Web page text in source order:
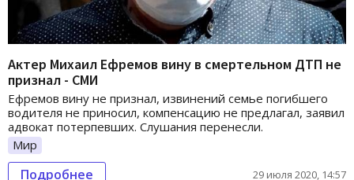
Актер Михаил Ефремов вину в смертельном ДТП не
признал - СМИ
Ефремов вину не признал, извинений семье погибшего
водителя не приносил, компенсацию не предлагал, заявил
адвокат потерпевших. Слушания перенесли.
Мир
Подробнее 29 июля 2020, 14:57